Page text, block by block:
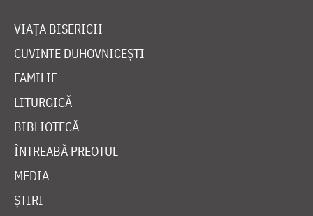
VIAȚA BISERICII
CUVINTE DUHOVNICEȘTI
FAMILIE
LITURGICĂ
BIBLIOTECĂ
ÎNTREABĂ PREOTUL
MEDIA
ȘTIRI